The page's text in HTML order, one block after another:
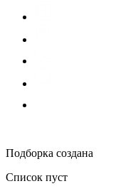
Подборка создана
Список пуст